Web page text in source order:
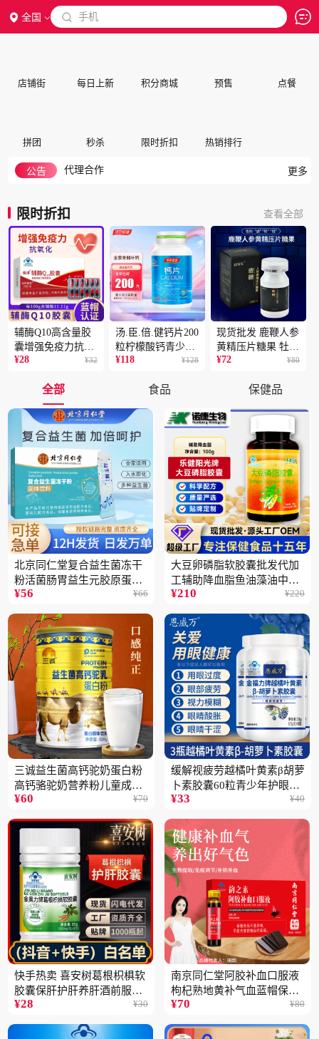
全国  手机
店铺街 每日上新 积分商城 预售 点餐
拼团 秒杀 限时折扣 热销排行
公告
隐私政策
交保证金
积分细则
更多
限时折扣 查看全部
辅酶Q10高含量胶
囊增强免疫力抗氧
化蓝帽保健食品批
¥28 ¥32
汤.臣.倍.健钙片200
粒柠檬酸钙青少年
成人补钙骨骼健康
¥118 ¥128
现货批发 鹿鞭人参
黄精压片糖果 牡蛎
片 男性片剂人参黄
¥72 ¥80
全部 食品 保健品
北京同仁堂复合益生菌冻干
粉活菌肠胃益生元胶原蛋白
固体饮料批发3件
¥56 ¥66
大豆卵磷脂软胶囊批发代加
工辅助降血脂鱼油藻油中老
年蓝帽保健品5瓶
¥210 ¥220
三诚益生菌高钙驼奶蛋白粉
高钙骆驼奶营养粉儿童成人
中老年高蛋白4桶
¥60 ¥70
缓解视疲劳越橘叶黄素β胡萝
卜素胶囊60粒青少年护眼中
老年保健品一瓶
¥33 ¥40
快手热卖 喜安树葛根枳椇软
胶囊保肝护肝养肝酒前服用
保健品批发2瓶
¥28 ¥30
南京同仁堂阿胶补血口服液
枸杞熟地黄补气血蓝帽保健
品100ML
¥70 ¥80